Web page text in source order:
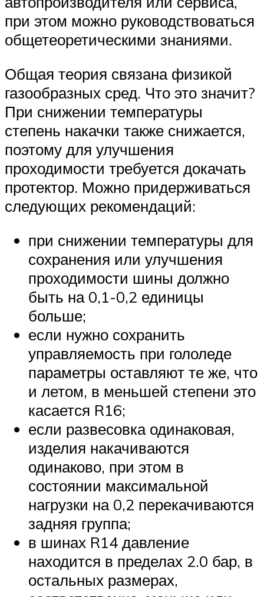
при этом можно руководствоваться
общетеоретическими знаниями.
Общая теория связана физикой
газообразных сред. Что это значит?
При снижении температуры
степень накачки также снижается,
поэтому для улучшения
проходимости требуется докачать
протектор. Можно придерживаться
следующих рекомендаций:
при снижении температуры для
сохранения или улучшения
проходимости шины должно
быть на 0,1-0,2 единицы
больше;
если нужно сохранить
управляемость при гололеде
параметры оставляют те же, что
и летом, в меньшей степени это
касается R16;
если развесовка одинаковая,
изделия накачиваются
одинаково, при этом в
состоянии максимальной
нагрузки на 0,2 перекачиваются
задняя группа;
в шинах R14 давление
находится в пределах 2.0 бар, в
остальных размерах,